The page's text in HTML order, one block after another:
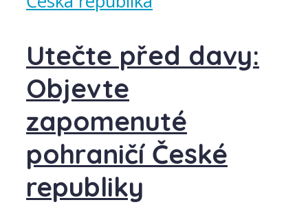
Utečte před davy:
Objevte
zapomenuté
pohraničí České
republiky